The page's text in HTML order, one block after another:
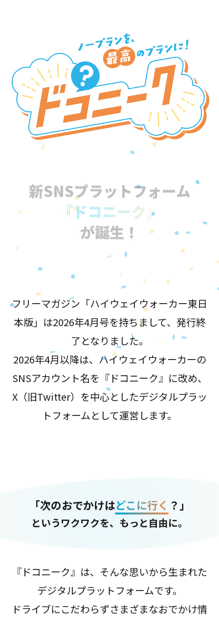
新SNSプラットフォーム
『ドコニーク』
が誕生！
フリーマガジン「ハイウェイウォーカー東日
本版」は2026年4月号を持ちまして、発行終
了となりました。
2026年4月以降は、ハイウェイウォーカーの
SNSアカウント名を『ドコニーク』に改め、
X（旧Twitter）を中心としたデジタルプラッ
トフォームとして運営します。
「次のおでかけはどこに行く ？」
というワクワクを、もっと自由に。
『ドコニーク』は、そんな思いから生まれた
デジタルプラットフォームです。
ドライブにこだわらずさまざまなおでかけ情